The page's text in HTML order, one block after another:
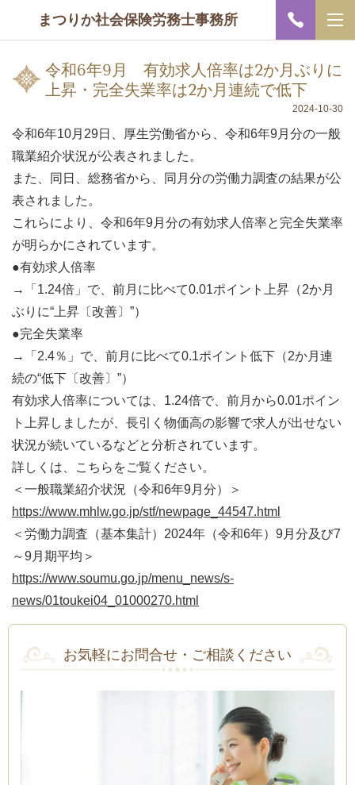
まつりか社会保険労務士事務所
令和6年9月 有効求人倍率は2か月ぶりに
上昇・完全失業率は2か月連続で低下
2024-10-30
令和6年10月29日、厚生労働省から、令和6年9月分の一般
職業紹介状況が公表されました。
また、同日、総務省から、同月分の労働力調査の結果が公
表されました。
これらにより、令和6年9月分の有効求人倍率と完全失業率
が明らかにされています。
●有効求人倍率
→「1.24倍」で、前月に比べて0.01ポイント上昇（2か月
ぶりに“上昇〔改善〕”）
●完全失業率
→「2.4％」で、前月に比べて0.1ポイント低下（2か月連
続の“低下〔改善〕”）
有効求人倍率については、1.24倍で、前月から0.01ポイン
ト上昇しましたが、長引く物価高の影響で求人が出せない
状況が続いているなどと分析されています。
詳しくは、こちらをご覧ください。
＜一般職業紹介状況（令和6年9月分）＞
https://www.mhlw.go.jp/stf/newpage_44547.html
＜労働力調査（基本集計）2024年（令和6年）9月分及び7
～9月期平均＞
https://www.soumu.go.jp/menu_news/s-
news/01toukei04_01000270.html
お気軽にお問合せ・ご相談ください